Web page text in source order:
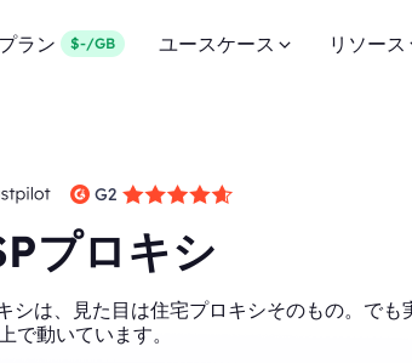
ラン $-/GB ユースケース リソース
プロキシ
は、見た目は住宅プロキシそのもの。でも
で動いています。